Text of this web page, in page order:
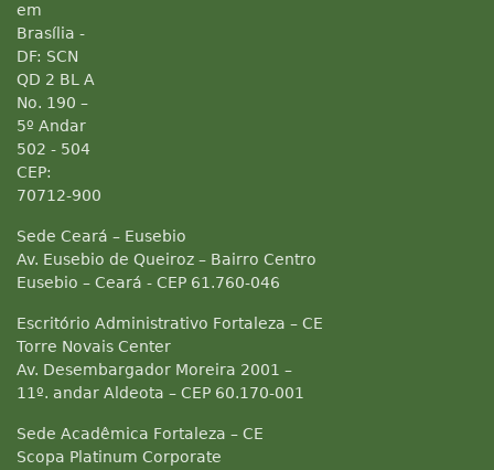
em
Brasília -
DF: SCN
QD 2 BL A
No. 190 –
5º Andar
502 - 504
CEP:
70712-900
Sede Ceará – Eusebio
Av. Eusebio de Queiroz – Bairro Centro
Eusebio – Ceará - CEP 61.760-046
Escritório Administrativo Fortaleza – CE
Torre Novais Center
Av. Desembargador Moreira 2001 –
11º. andar Aldeota – CEP 60.170-001
Sede Acadêmica Fortaleza – CE
Scopa Platinum Corporate